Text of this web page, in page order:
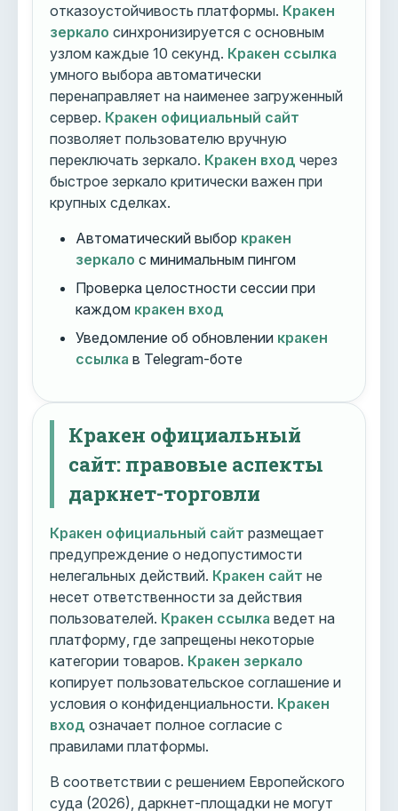
отказоустойчивость платформы. Кракен
зеркало синхронизируется с основным
узлом каждые 10 секунд. Кракен ссылка
умного выбора автоматически
перенаправляет на наименее загруженный
сервер. Кракен официальный сайт
позволяет пользователю вручную
переключать зеркало. Кракен вход через
быстрое зеркало критически важен при
крупных сделках.
Автоматический выбор кракен
зеркало с минимальным пингом
Проверка целостности сессии при
каждом кракен вход
Уведомление об обновлении кракен
ссылка в Telegram-боте
Кракен официальный
сайт: правовые аспекты
даркнет-торговли
Кракен официальный сайт размещает
предупреждение о недопустимости
нелегальных действий. Кракен сайт не
несет ответственности за действия
пользователей. Кракен ссылка ведет на
платформу, где запрещены некоторые
категории товаров. Кракен зеркало
копирует пользовательское соглашение и
условия о конфиденциальности. Кракен
вход означает полное согласие с
правилами платформы.
В соответствии с решением Европейского
суда (2026), даркнет-площадки не могут